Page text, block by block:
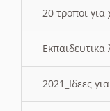
20 τροποι
Εκπαιδευτικα
2021_Ιδεες